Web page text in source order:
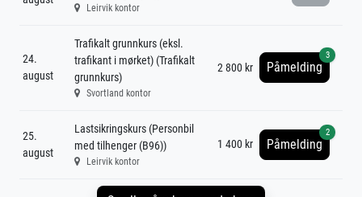
Leirvik kontor
24.
august
Trafikalt grunnkurs (eksl.
trafikant i mørket) (Trafikalt
grunnkurs)
Svortland kontor
2 800 kr Påmelding
3
25.
august
Lastsikringskurs (Personbil
med tilhenger (B96))
Leirvik kontor
1 400 kr Påmelding
2